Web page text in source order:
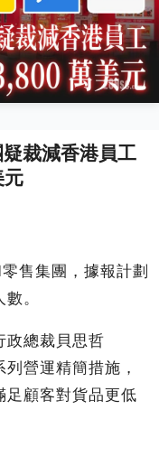
裁減香港員工
元
售集團，據報計劃
。
政總裁貝思哲
營運精簡措施，
足顧客對貨品更低